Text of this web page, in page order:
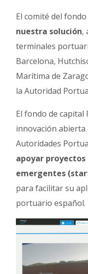
El comité del
nuestra solución,
terminales
Barcelona,
Marítima de
la Autoridad
El fondo de capital
innovación abierta
Autoridades
apoyar
emergentes
para facilitar su
portuario español.